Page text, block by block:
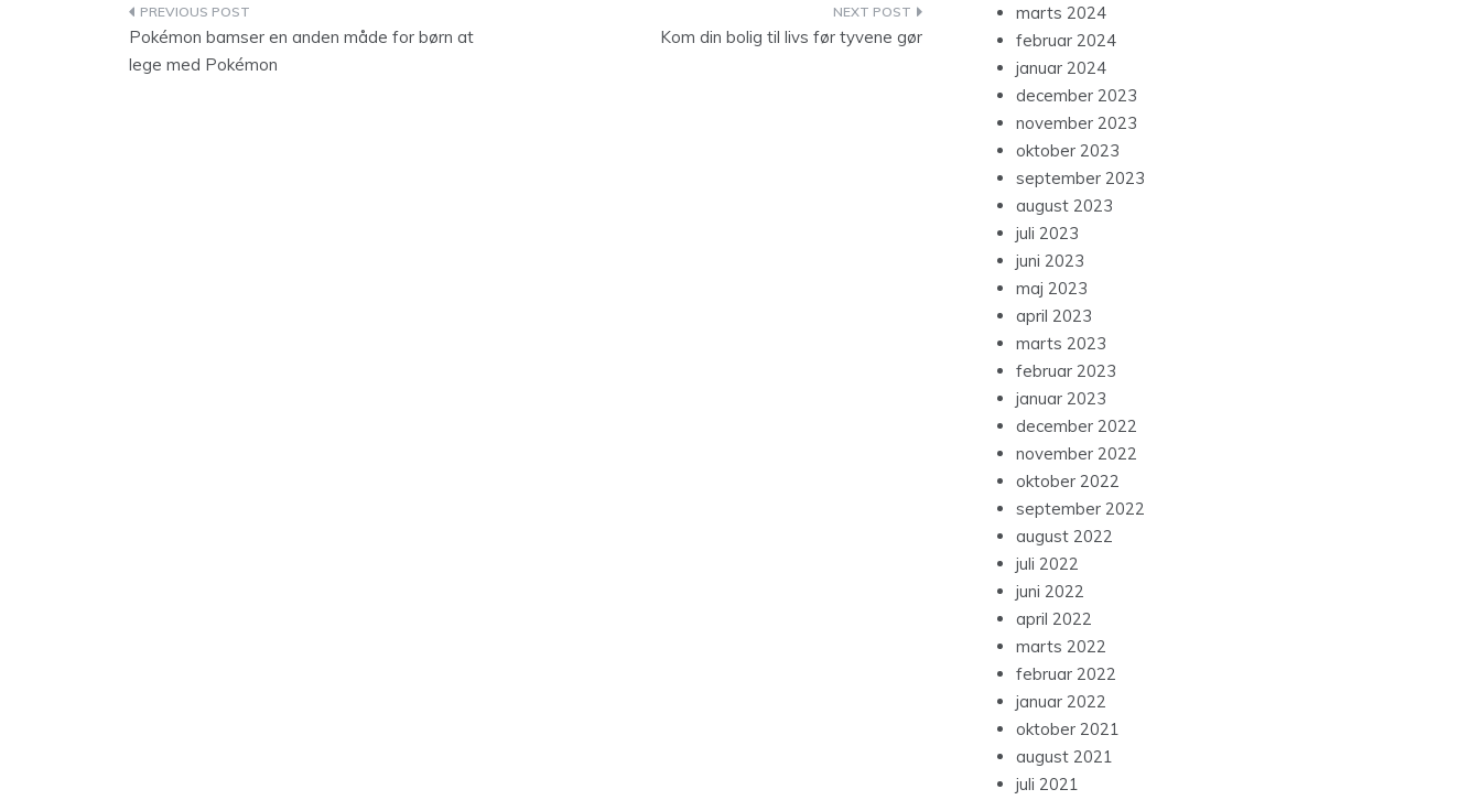
Indlægsnavigation
Pokémon bamser en anden måde for børn at
lege med Pokémon
Kom din bolig til livs før tyvene gør
marts 2024
februar 2024
januar 2024
december 2023
november 2023
oktober 2023
september 2023
august 2023
juli 2023
juni 2023
maj 2023
april 2023
marts 2023
februar 2023
januar 2023
december 2022
november 2022
oktober 2022
september 2022
august 2022
juli 2022
juni 2022
april 2022
marts 2022
februar 2022
januar 2022
oktober 2021
august 2021
juli 2021